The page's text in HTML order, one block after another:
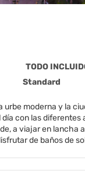
TODO
Standard
moderna y la
con las
a viajar en lancha
de baños de